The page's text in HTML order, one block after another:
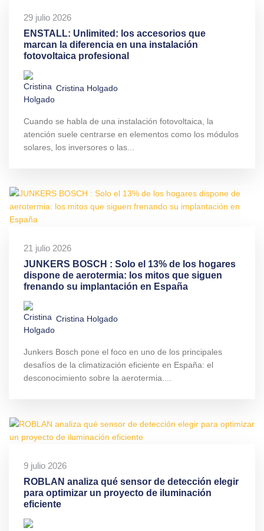
29 julio 2026
ENSTALL: Unlimited: los accesorios que
marcan la diferencia en una instalación
fotovoltaica profesional
Cristina Holgado
Cuando se habla de una instalación fotovoltaica, la
atención suele centrarse en elementos como los módulos
solares, los inversores o las...
21 julio 2026
JUNKERS BOSCH : Solo el 13% de los hogares
dispone de aerotermia: los mitos que siguen
frenando su implantación en España
Cristina Holgado
Junkers Bosch pone el foco en uno de los principales
desafíos de la climatización eficiente en España: el
desconocimiento sobre la aerotermia....
9 julio 2026
ROBLAN analiza qué sensor de detección elegir
para optimizar un proyecto de iluminación
eficiente